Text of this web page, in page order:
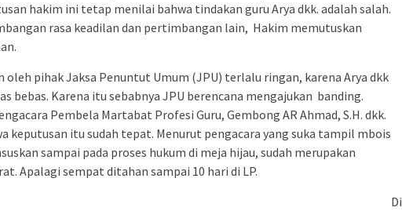
hakim ini tetap menilai bahwa tindakan guru Arya dkk. adalah salah.
rasa keadilan dan pertimbangan lain, Hakim memutuskan
oleh pihak Jaksa Penuntut Umum (JPU) terlalu ringan, karena Arya dkk
bebas. Karena itu sebabnya JPU berencana mengajukan banding.
Pembela Martabat Profesi Guru, Gembong AR Ahmad, S.H. dkk.
keputusan itu sudah tepat. Menurut pengacara yang suka tampil mbois
sampai pada proses hukum di meja hijau, sudah merupakan
Apalagi sempat ditahan sampai 10 hari di LP.
Di